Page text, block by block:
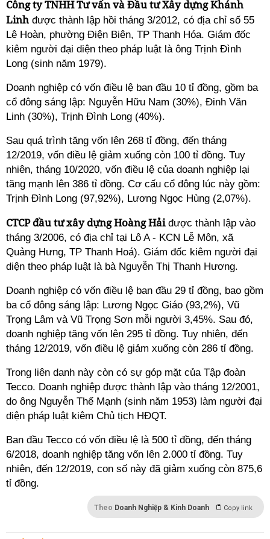
Công ty TNHH Tư vấn và Đầu tư Xây dựng Khánh
Linh được thành lập hồi tháng 3/2012, có địa chỉ số 55
Lê Hoàn, phường Điện Biên, TP Thanh Hóa. Giám đốc
kiêm người đại diện theo pháp luật là ông Trịnh Đình
Long (sinh năm 1979).
Doanh nghiệp có vốn điều lệ ban đầu 10 tỉ đồng, gồm ba
cổ đông sáng lập: Nguyễn Hữu Nam (30%), Đinh Văn
Linh (30%), Trịnh Đình Long (40%).
Sau quá trình tăng vốn lên 268 tỉ đồng, đến tháng
12/2019, vốn điều lệ giảm xuống còn 100 tỉ đồng. Tuy
nhiên, tháng 10/2020, vốn điều lệ của doanh nghiệp lại
tăng mạnh lên 386 tỉ đồng. Cơ cấu cổ đông lúc này gồm:
Trịnh Đình Long (97,92%), Lương Ngọc Hùng (2,07%).
CTCP đầu tư xây dựng Hoàng Hảiđược thành lập vào
tháng 3/2006, có địa chỉ tại Lô A - KCN Lễ Môn, xã
Quảng Hưng, TP Thanh Hoá). Giám đốc kiêm người đại
diện theo pháp luật là bà Nguyễn Thị Thanh Hương.
Doanh nghiệp có vốn điều lệ ban đầu 29 tỉ đồng, bao gồm
ba cổ đông sáng lập: Lương Ngọc Giáo (93,2%), Vũ
Trọng Lâm và Vũ Trọng Sơn mỗi người 3,45%. Sau đó,
doanh nghiệp tăng vốn lên 295 tỉ đồng. Tuy nhiên, đến
tháng 12/2019, vốn điều lệ giảm xuống còn 286 tỉ đồng.
Trong liên danh này còn có sự góp mặt của Tập đoàn
Tecco. Doanh nghiệp được thành lập vào tháng 12/2001,
do ông Nguyễn Thế Mạnh (sinh năm 1953) làm người đại
diện pháp luật kiêm Chủ tịch HĐQT.
Ban đầu Tecco có vốn điều lệ là 500 tỉ đồng, đến tháng
6/2018, doanh nghiệp tăng vốn lên 2.000 tỉ đồng. Tuy
nhiên, đến 12/2019, con số này đã giảm xuống còn 875,6
tỉ đồng.
Theo Doanh Nghiệp & Kinh Doanh Copy link